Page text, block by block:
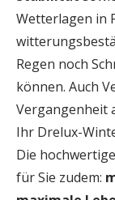
Wetterlagen in
Regen noch
können. Auch
Vergangenheit
Ihr Drelux-
Die
für Sie zudem: